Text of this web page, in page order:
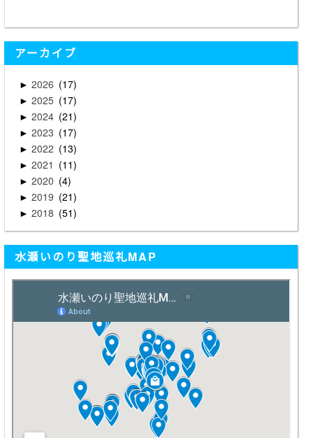
アーカイブ
► 2026 17
► 2025 17
► 2024 21
► 2023 17
► 2022 13
► 2021 11
► 2020 4
► 2019 21
► 2018 51
水瀬いのり聖地巡礼MAP